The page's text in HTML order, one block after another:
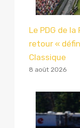
Le PDG de
retour «
Classique
8 août 2026